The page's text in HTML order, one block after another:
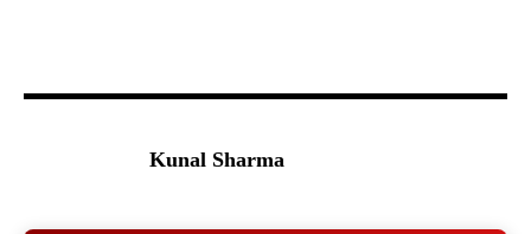
Kunal Sharma